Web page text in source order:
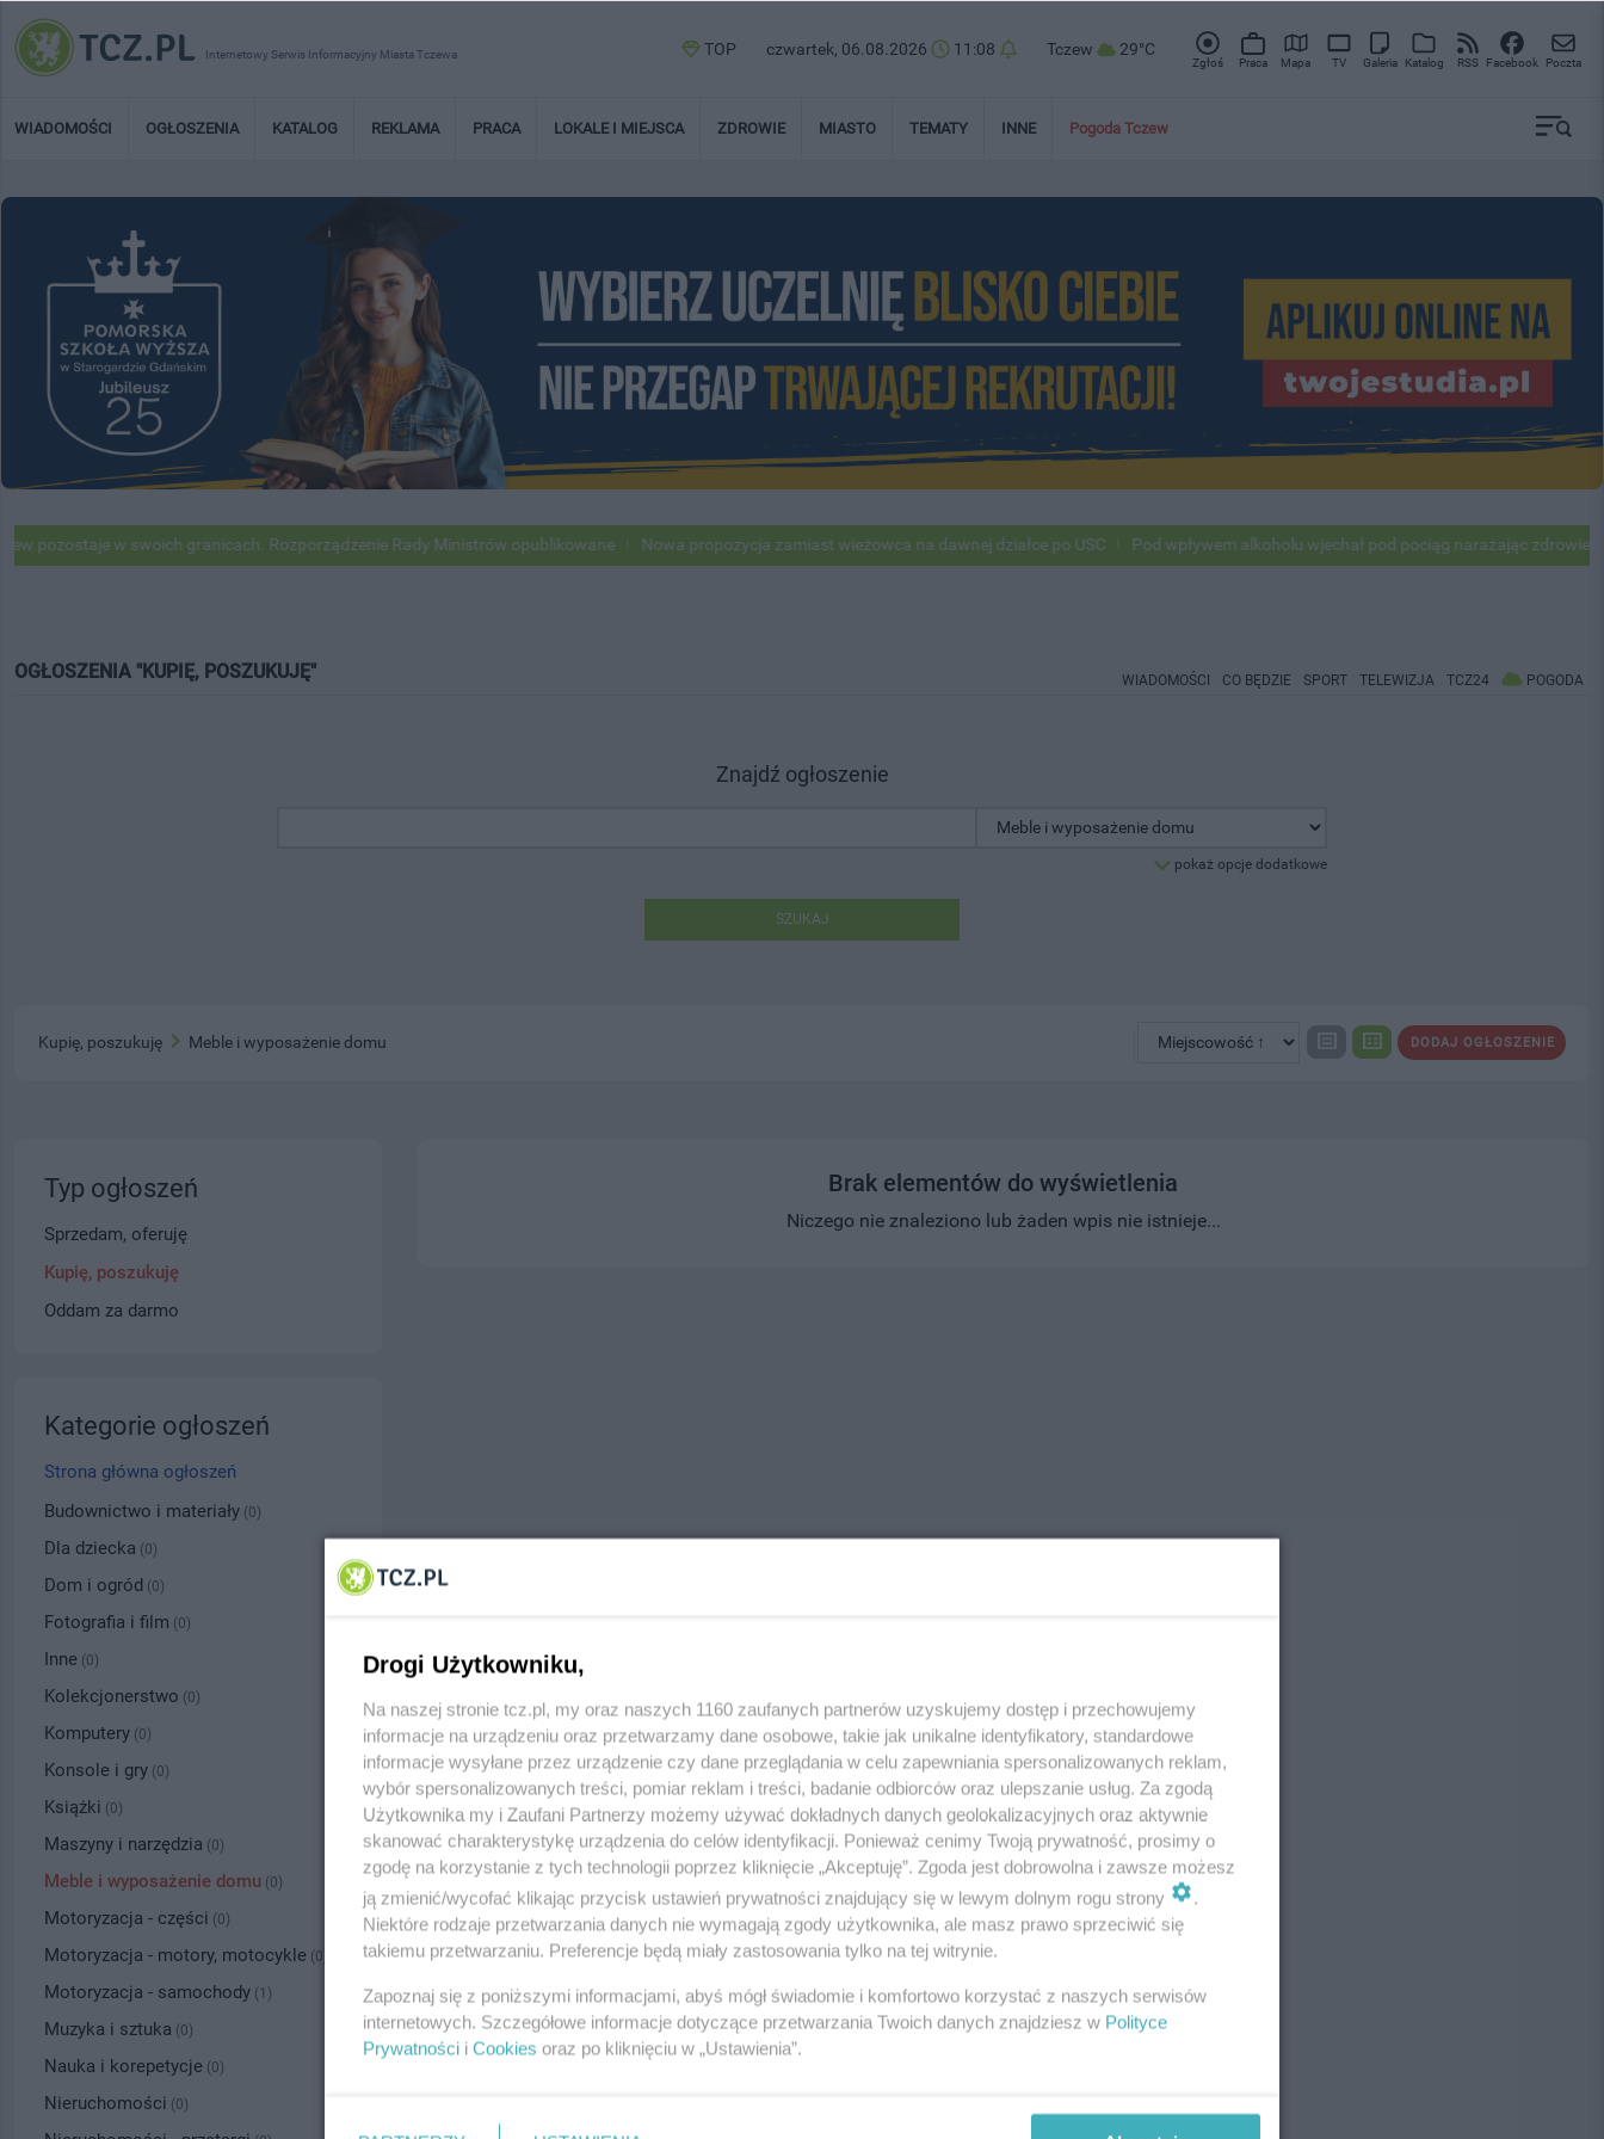
Internetowy Serwis Informacyjny Miasta Tczewa TOP czwartek, 06.08.2026 11:08 Tczew 29°C
Zgłoś Praca Mapa TV Galeria Katalog RSS Facebook Poczta
WIADOMOŚCI OGŁOSZENIA KATALOG REKLAMA PRACA LOKALE I MIEJSCA ZDROWIE MIASTO TEMATY INNE Pogoda Tczew
w swoich granicach. Rozporządzenie Rady Ministrów opublikowane Nowa propozycja zamiast wieżowca na dawnej działce po USC Pod wpływem alkoholu wjechał pod pociąg narażając zdrowie i
OGŁOSZENIA "KUPIĘ, POSZUKUJĘ" WIADOMOŚCI CO BĘDZIE SPORT TELEWIZJA TCZ24 POGODA
Znajdź ogłoszenie
pokaż opcje dodatkowe
SZUKAJ
DODAJ OGŁOSZENIE
Kupię, poszukuję Meble i wyposażenie domu
Brak elementów do wyświetlenia
Niczego nie znaleziono lub żaden wpis nie istnieje...
Typ ogłoszeń
Sprzedam, oferuję
Kupię, poszukuję
Oddam za darmo
Kategorie ogłoszeń
Strona główna ogłoszeń
Budownictwo i materiały (0)
Dla dziecka (0)
Dom i ogród (0)
Fotografia i film (0)
Inne (0)
Kolekcjonerstwo (0)
Komputery (0)
Konsole i gry (0)
Książki (0)
Maszyny i narzędzia (0)
Meble i wyposażenie domu (0)
Motoryzacja - części (0)
Motoryzacja - motory, motocykle (0)
Motoryzacja - samochody (1)
Muzyka i sztuka (0)
Nauka i korepetycje (0)
Nieruchomości (0)
Drogi Użytkowniku,
Na naszej stronie tcz.pl, my oraz naszych 1160 zaufanych partnerów uzyskujemy dostęp i przechowujemy
informacje na urządzeniu oraz przetwarzamy dane osobowe, takie jak unikalne identyfikatory, standardowe
informacje wysyłane przez urządzenie czy dane przeglądania w celu zapewniania spersonalizowanych reklam,
wybór spersonalizowanych treści, pomiar reklam i treści, badanie odbiorców oraz ulepszanie usług. Za zgodą
Użytkownika my i Zaufani Partnerzy możemy używać dokładnych danych geolokalizacyjnych oraz aktywnie
skanować charakterystykę urządzenia do celów identyfikacji. Ponieważ cenimy Twoją prywatność, prosimy o
zgodę na korzystanie z tych technologii poprzez kliknięcie „Akceptuję”. Zgoda jest dobrowolna i zawsze możesz
ją zmienić/wycofać klikając przycisk ustawień prywatności znajdujący się w lewym dolnym rogu strony
.
Niektóre rodzaje przetwarzania danych nie wymagają zgody użytkownika, ale masz prawo sprzeciwić się
takiemu przetwarzaniu. Preferencje będą miały zastosowania tylko na tej witrynie.
Zapoznaj się z poniższymi informacjami, abyś mógł świadomie i komfortowo korzystać z naszych serwisów
internetowych. Szczegółowe informacje dotyczące przetwarzania Twoich danych znajdziesz w Polityce
Prywatności i Cookies oraz po kliknięciu w „Ustawienia”.